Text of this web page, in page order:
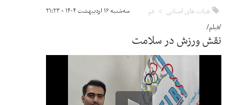
هیات های استانی قم سه‌شنبه ۱۶ اردیبهشت ۱۴۰۴ - ۲۱:۲۳
/فیلم/
نقش ورزش در سلامت